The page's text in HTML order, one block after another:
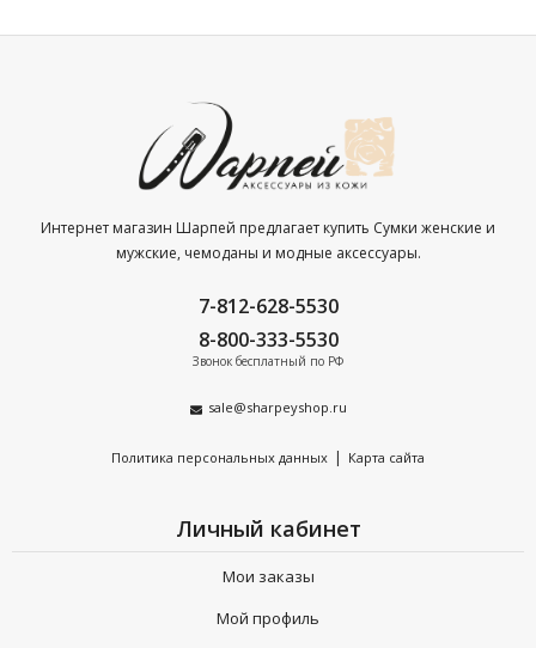
Интернет магазин Шарпей предлагает купить Сумки женские и
мужские, чемоданы и модные аксессуары.
7-812-628-5530
8-800-333-5530
Звонок бесплатный по РФ
sale@sharpeyshop.ru
Политика персональных данных | Карта сайта
Личный кабинет
Мои заказы
Мой профиль